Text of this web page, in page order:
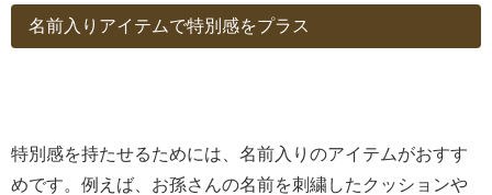
名前入りアイテムで特別感をプラス
特別感を持たせるためには、名前入りのアイテムがおすす
めです。例えば、お孫さんの名前を刺繍したクッションや